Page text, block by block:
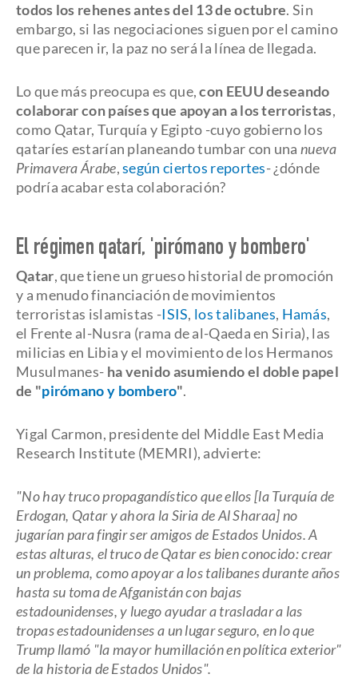
todos los rehenes antes del 13 de octubre. Sin
embargo, si las negociaciones siguen por el camino
que parecen ir, la paz no será la línea de llegada.
Lo que más preocupa es que,con EEUU deseando
colaborar con países que apoyan a los terroristas,
como Qatar, Turquía y Egipto -cuyo gobierno los
qataríes estarían planeando tumbar con una nueva
Primavera Árabe,según ciertos reportes- ¿dónde
podría acabar esta colaboración?
El régimen qatarí, 'pirómano y bombero'
Qatar, que tiene un grueso historial de promoción
y a menudo financiación de movimientos
terroristas islamistas -ISIS, los talibanes, Hamás,
el Frente al-Nusra (rama de al-Qaeda en Siria), las
milicias en Libia y el movimiento de los Hermanos
Musulmanes- ha venido asumiendo el doble papel
de "pirómano y bombero".
Yigal Carmon, presidente del Middle East Media
Research Institute (MEMRI), advierte:
"No hay truco propagandístico que ellos [la Turquía de
Erdogan, Qatar y ahora la Siria de Al Sharaa] no
jugarían para fingir ser amigos de Estados Unidos. A
estas alturas, el truco de Qatar es bien conocido: crear
un problema, como apoyar a los talibanes durante años
hasta su toma de Afganistán con bajas
estadounidenses, y luego ayudar a trasladar a las
tropas estadounidenses a un lugar seguro, en lo que
Trump llamó "la mayor humillación en política exterior"
de la historia de Estados Unidos".